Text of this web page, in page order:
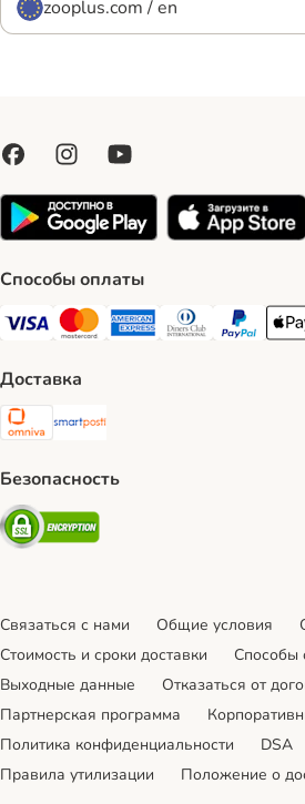
zooplus.com / en
Способы оплаты
Visa Payment Method
Mastercard Payment Method
American Express Payment
Diners Club
PayPal
Доставка
Omniva Shipping Method
SmartPosti Shipping Method
Безопасность
Security
Связаться с нами Общие условия
Стоимость и сроки доставки
Cпособы
Выходные данные
Отказаться от
Партнерская программа
Политика конфиденциальности
DSA
Правила утилизации
Положение о